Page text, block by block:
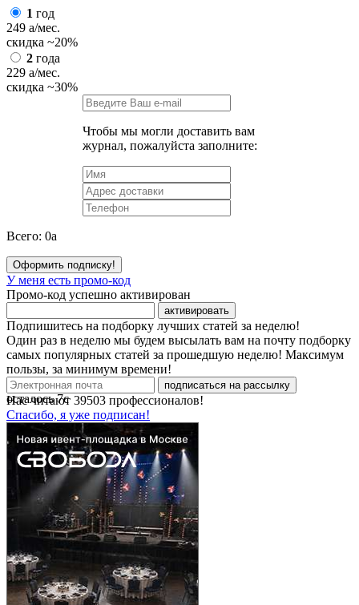
1 год
249 a/мес.
скидка ~20%
2 года
229 a/мес.
скидка ~30%
Чтобы мы могли доставить вам
журнал, пожалуйста заполните:
Всего: 0a
Оформить подписку!
У меня есть промо-код
Промо-код успешно активирован
активировать
Подпишитесь на подборку лучших статей за неделю!
Один раз в неделю мы будем высылать вам на почту подборку
самых популярных статей за прошедшую неделю! Максимум
пользы, за минимум времени!
подписаться на рассылку
Нас читают 39503 профессионалов!
Спасибо, я уже подписан!
осталось7с